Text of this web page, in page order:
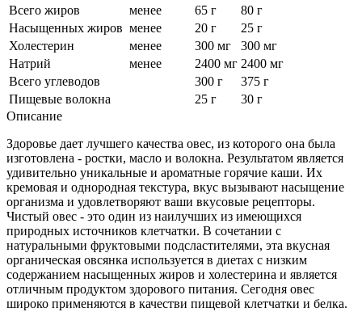
Всего жиров
менее 65 г
80 г
Насыщенных жиров менее 20 г
25 г
Холестерин
менее 300 мг
300 мг
Натрий
менее 2400 мг 2400 мг
Всего углеводов
300 г
375 г
Пищевые волокна
25 г
30 г
Описание
Здоровье дает лучшего качества овес, из которого она была
изготовлена - ​​ростки, масло и волокна. Результатом является
удивительно уникальные и ароматные горячие каши. Их
кремовая и однородная текстура, вкус вызывают насыщение
организма и удовлетворяют ваши вкусовые рецепторы.
Чистый овес - это один из наилучших из имеющихся
природных источников клетчатки. В сочетании с
натуральными фруктовыми подсластителями, эта вкусная
органическая овсянка используется в диетах с низким
содержанием насыщенных жиров и холестерина и является
отличным продуктом здорового питания. Сегодня овес
широко применяются в качестви пищевой клетчатки и белка.